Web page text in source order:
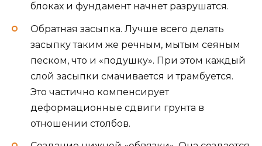
блоках и фундамент начнет разрушатся.
Обратная засыпка. Лучше всего делать
засыпку таким же речным, мытым сеяным
песком, что и «подушку». При этом каждый
слой засыпки смачивается и трамбуется.
Это частично компенсирует
деформационные сдвиги грунта в
отношении столбов.